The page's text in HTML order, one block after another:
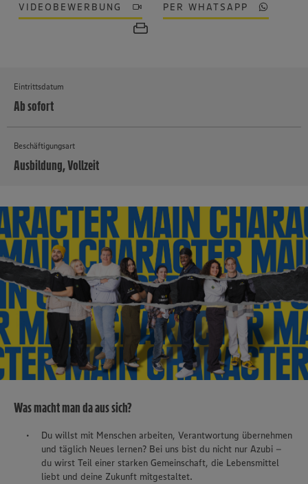
VIDEOBEWERBUNG PER WHATSAPP
Eintrittsdatum
Ab sofort
Beschäftigungsart
Ausbildung, Vollzeit
Was macht man da aus sich?
Du willst mit Menschen arbeiten, Verantwortung übernehmen
und täglich Neues lernen? Bei uns bist du nicht nur Azubi –
du wirst Teil einer starken Gemeinschaft, die Lebensmittel
liebt und deine Zukunft mitgestaltet.